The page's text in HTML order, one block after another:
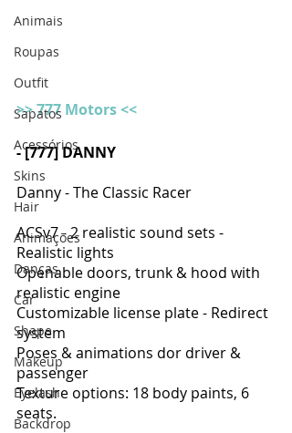
Animais
Roupas
Outfit
Sapatos
Acessórios
Skins
Hair
Animações
Danças
Car
Shape
Makeup
Eyelash
Backdrop
>> 777 Motors <<
-[777] DANNY
Danny - The Classic Racer
ACSv7 - 2 realistic sound sets -
Realistic lights
Openable doors, trunk & hood with
realistic engine
Customizable license plate - Redirect
system
Poses & animations dor driver &
passenger
Texture options: 18 body paints, 6
seats.